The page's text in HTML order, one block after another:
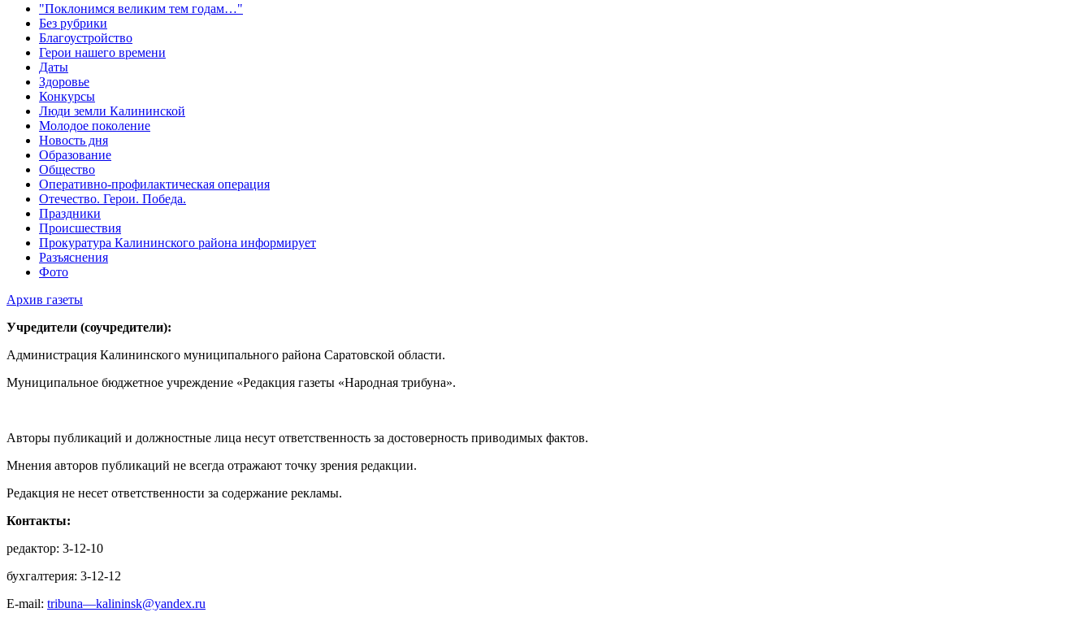
"Поклонимся великим тем годам…"
Без рубрики
Благоустройство
Герои нашего времени
Даты
Здоровье
Конкурсы
Люди земли Калининской
Молодое поколение
Новость дня
Образование
Общество
Оперативно-профилактическая операция
Отечество. Герои. Победа.
Праздники
Происшествия
Прокуратура Калининского района информирует
Разъяснения
Фото
Архив газеты
Учредители (соучредители):
Администрация Калининского муниципального района Саратовской области.
Муниципальное бюджетное учреждение «Редакция газеты «Народная трибуна».
Авторы публикаций и должностные лица несут ответственность за достоверность приводимых фактов.
Мнения авторов публикаций не всегда отражают точку зрения редакции.
Редакция не несет ответственности за содержание рекламы.
Контакты:
редактор: 3-12-10
бухгалтерия: 3-12-12
E-mail: tribuna—kalininsk@yandex.ru